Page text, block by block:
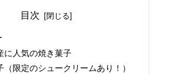
目次
に人気の焼き菓子
（限定のシュークリームあり！）